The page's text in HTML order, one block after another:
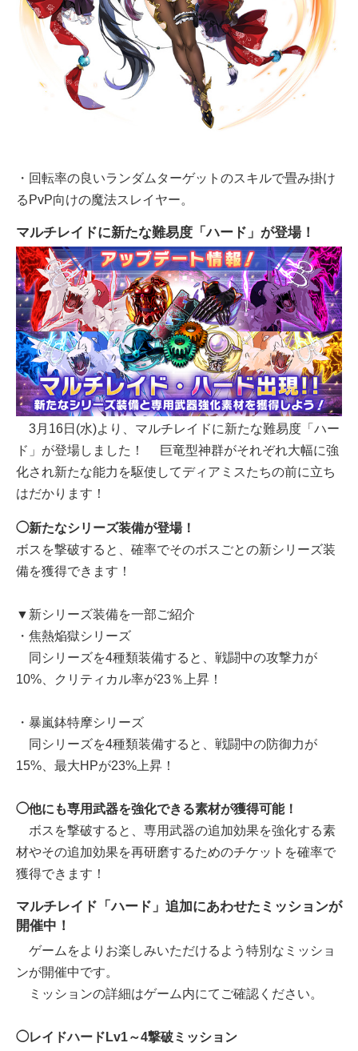
・回転率の良いランダムターゲットのスキルで畳み掛け
るPvP向けの魔法スレイヤー。
マルチレイドに新たな難易度「ハード」が登場！
3月16日(水)より、マルチレイドに新たな難易度「ハー
ド」が登場しました！ 巨竜型神群がそれぞれ大幅に強
化され新たな能力を駆使してディアミスたちの前に立ち
はだかります！
◯新たなシリーズ装備が登場！
ボスを撃破すると、確率でそのボスごとの新シリーズ装
備を獲得できます！
▼新シリーズ装備を一部ご紹介
・焦熱焔獄シリーズ
同シリーズを4種類装備すると、戦闘中の攻撃力が
10%、クリティカル率が23％上昇！
・暴嵐鉢特摩シリーズ
同シリーズを4種類装備すると、戦闘中の防御力が
15%、最大HPが23%上昇！
◯他にも専用武器を強化できる素材が獲得可能！
ボスを撃破すると、専用武器の追加効果を強化する素
材やその追加効果を再研磨するためのチケットを確率で
獲得できます！
マルチレイド「ハード」追加にあわせたミッションが
開催中！
ゲームをよりお楽しみいただけるよう特別なミッショ
ンが開催中です。
ミッションの詳細はゲーム内にてご確認ください。
◯レイドハードLv1～4撃破ミッション